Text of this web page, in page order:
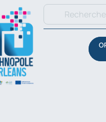
Rechercher: